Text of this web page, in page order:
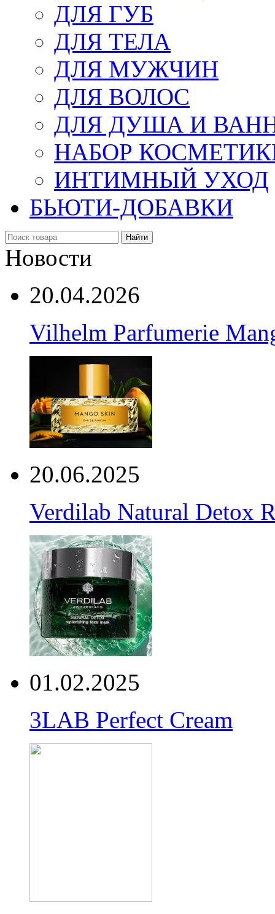
ДЛЯ ГУБ
ДЛЯ ТЕЛА
ДЛЯ МУЖЧИН
ДЛЯ ВОЛОС
ДЛЯ ДУША И
НАБОР
ИНТИМНЫЙ УХОД
БЬЮТИ-ДОБАВКИ
Найти
Новости
20.04.2026
Vilhelm Parfumerie
20.06.2025
Verdilab Natural Detox
01.02.2025
3LAB Perfect Cream